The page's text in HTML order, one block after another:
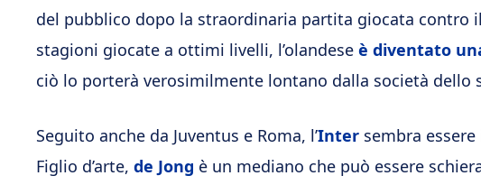
del pubblico dopo la straordinaria partita giocata contro
stagioni giocate a ottimi livelli, l’olandese è diventato
ciò lo porterà verosimilmente lontano dalla società dello
Seguito anche da Juventus e Roma, l’Inter sembra
Figlio d’arte, de Jong è un mediano che può essere